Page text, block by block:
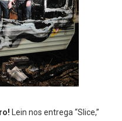
Lein nos entrega “Slice,”